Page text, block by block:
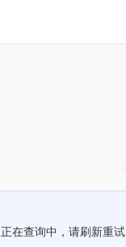
正在查询中，请刷新重试